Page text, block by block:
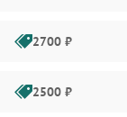
2700 ₽
2500 ₽